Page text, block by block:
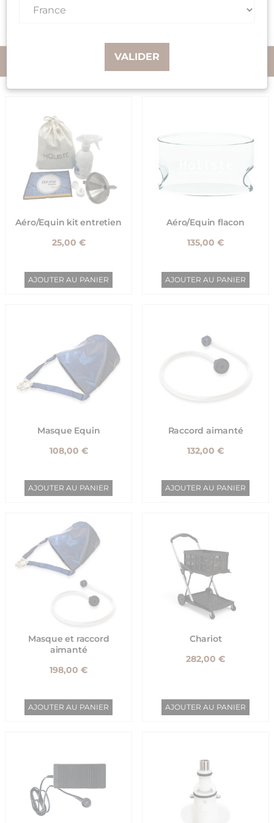
S.A.V & ACCESSOIRES
PERTINENCE
Aéro/Equin kit entretien
25,00 €
AJOUTER AU PANIER
Aéro/Equin flacon
135,00 €
AJOUTER AU PANIER
Masque Equin
108,00 €
AJOUTER AU PANIER
Raccord aimanté
132,00 €
AJOUTER AU PANIER
Masque et raccord
aimanté
198,00 €
AJOUTER AU PANIER
Chariot
282,00 €
AJOUTER AU PANIER
VALIDER